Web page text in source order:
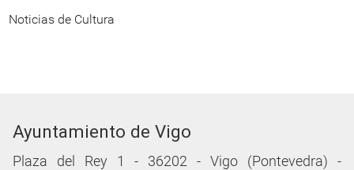
Noticias de Cultura
Ayuntamiento de Vigo
Plaza del Rey 1 - 36202 - Vigo (Pontevedra) -